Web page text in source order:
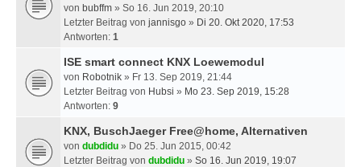
von bubffm » So 16. Jun 2019, 20:10
Letzter Beitrag von jannisgo » Di 20. Okt 2020, 17:53
Antworten: 1
ISE smart connect KNX Loewemodul
von Robotnik » Fr 13. Sep 2019, 21:44
Letzter Beitrag von Hubsi » Mo 23. Sep 2019, 15:28
Antworten: 9
KNX, BuschJaeger Free@home, Alternativen
von dubdidu » Do 25. Jun 2015, 00:42
Letzter Beitrag von dubdidu » So 16. Jun 2019, 19:07